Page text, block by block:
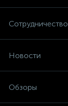
Сотрудничество
Новости
Обзоры